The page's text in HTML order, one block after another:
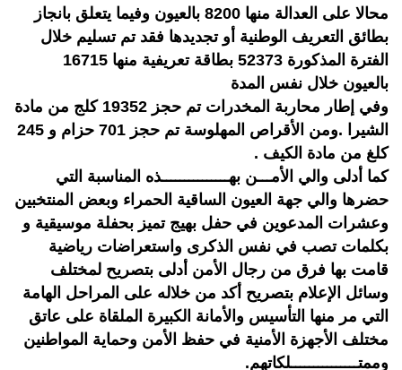
محالا على العدالة منها 8200 بالعيون وفيما يتعلق بانجاز
بطائق التعريف الوطنية أو تجديدها فقد تم تسليم خلال
الفترة المذكورة 52373 بطاقة تعريفية منها 16715
بالعيون خلال نفس المدة
وفي إطار محاربة المخدرات تم حجز 19352 كلج من مادة
الشيرا .ومن الأقراص المهلوسة تم حجز 701 حزام و 245
كلغ من مادة الكيف .
كما أدلى والي الأمـــن بهـــــــــــــــذه المناسبة التي
حضرها والي جهة العيون الساقية الحمراء وبعض المنتخبين
وعشرات المدعوين في حفل بهيج تميز بحفلة موسيقية و
بكلمات تصب في نفس الذكرى واستعراضات رياضية
قامت بها فرق من رجال الأمن أدلى بتصريح لمختلف
وسائل الإعلام بتصريح أكد من خلاله على المراحل الهامة
التي مر منها التأسيس والأمانة الكبيرة الملقاة على عاتق
مختلف الأجهزة الأمنية في حفظ الأمن وحماية المواطنين
وممتـــــــــــــــلكاتهم.